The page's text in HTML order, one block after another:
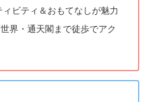
ビティ＆おもてなしが魅力
界・通天閣まで徒歩でアク